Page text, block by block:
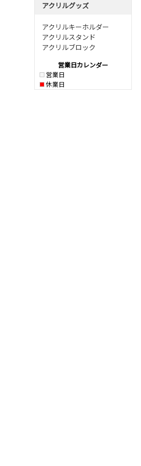
アクリルグッズ
アクリルキーホルダー
アクリルスタンド
アクリルブロック
営業日カレンダー
営業日
休業日